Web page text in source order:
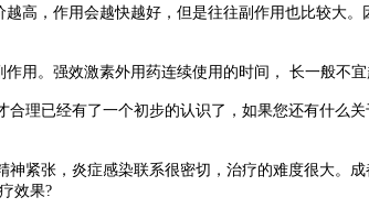
高，作用会越快越好，但是往往副作用也比较大
用。强效激素外用药连续使用的时间， 长一般不宜
理已经有了一个初步的认识了，如果您还有什么
紧张，炎症感染联系很密切，治疗的难度很大。
效果?